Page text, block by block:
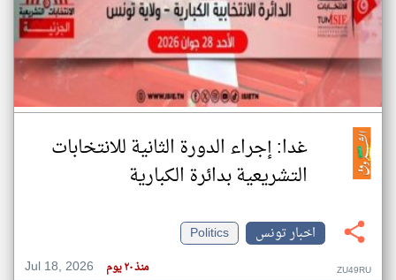
غدا: إجراء الدورة الثانية للانتخابات
التشريعية بدائرة الكبارية
اخبار تونس
Politics
Jul 18, 2026
منذ ٢٠ يوم ZU49RU